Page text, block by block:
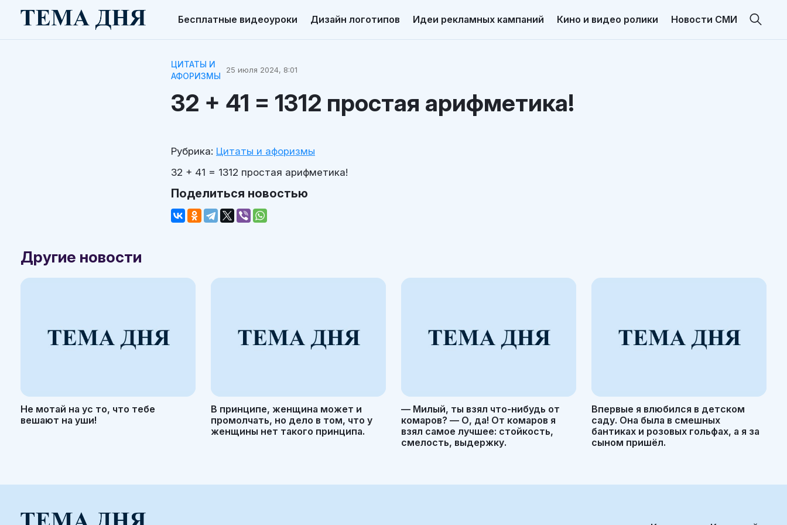
Бесплатные видеоуроки Дизайн логотипов Идеи рекламных кампаний Кино и видео ролики Новости СМИ
ЦИТАТЫ И
АФОРИЗМЫ
25 июля 2024, 8:01
32 + 41 = 1312 простая арифметика!
Рубрика: Цитаты и афоризмы
32 + 41 = 1312 простая арифметика!
Поделиться новостью
Другие новости
Не мотай на ус то, что тебе
вешают на уши!
В принципе, женщина может и
промолчать, но дело в том, что у
женщины нет такого принципа.
— Милый, ты взял что-нибудь от
комаров? — О, да! От комаров я
взял самое лучшее: стойкость,
смелость, выдержку.
Впервые я влюбился в детском
саду. Она была в смешных
бантиках и розовых гольфах, а я за
сыном пришёл.